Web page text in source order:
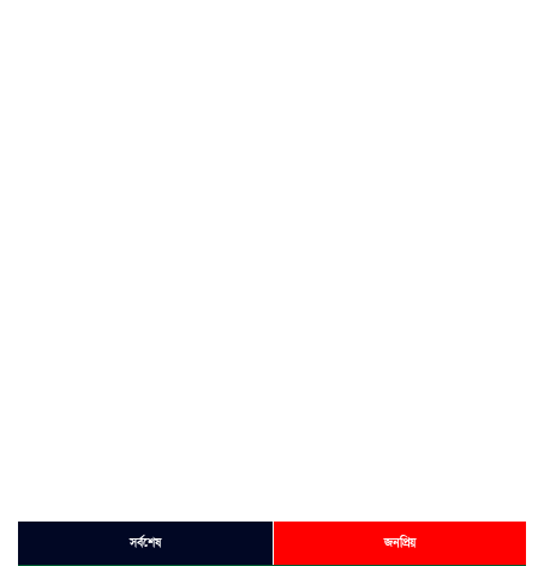
সর্বশেষ জনপ্রিয়